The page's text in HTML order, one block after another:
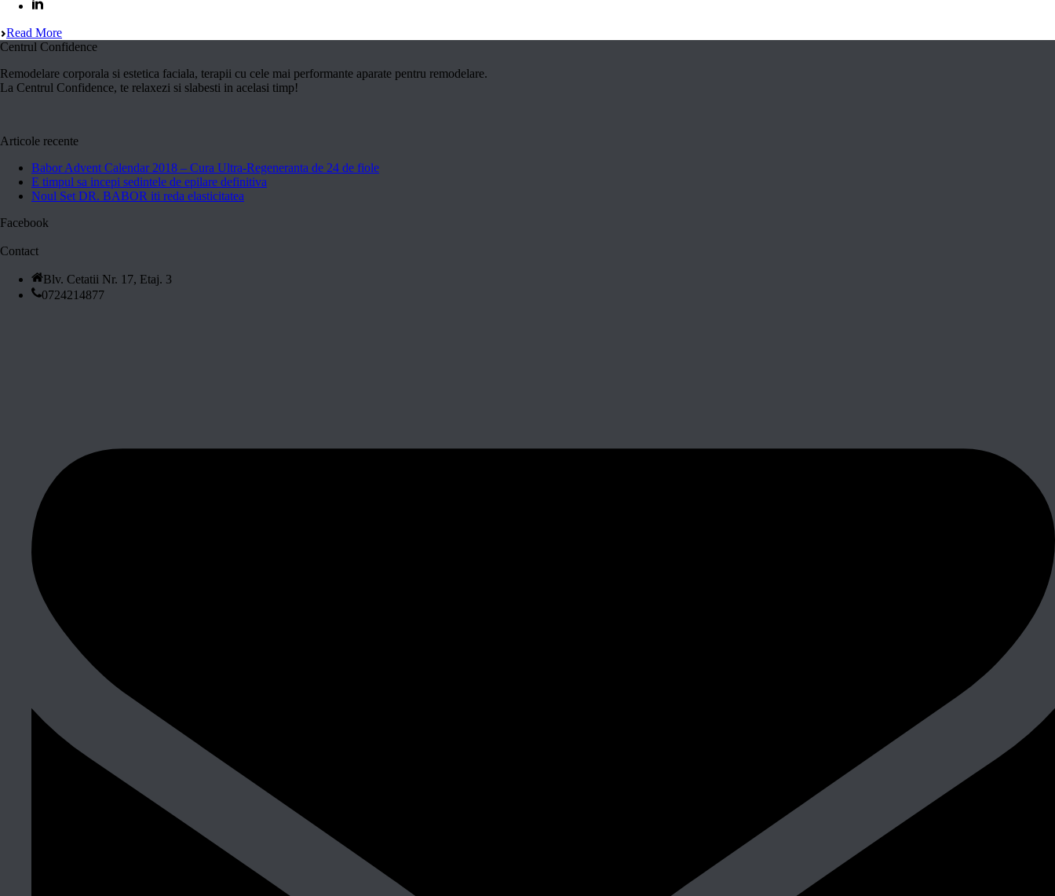
Read More
Centrul Confidence
Remodelare corporala si estetica faciala, terapii cu cele mai performante aparate pentru remodelare.
La Centrul Confidence, te relaxezi si slabesti in acelasi timp!
Articole recente
Babor Advent Calendar 2018 – Cura Ultra-Regeneranta de 24 de fiole
E timpul sa incepi sedintele de epilare definitiva
Noul Set DR. BABOR iti reda elasticitatea
Facebook
Contact
Blv. Cetatii Nr. 17, Etaj. 3
0724214877